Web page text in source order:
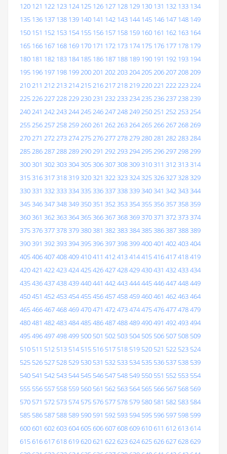
120 121 122 123 124 125 126 127 128 129 130 131 132 133 134
135 136 137 138 139 140 141 142 143 144 145 146 147 148 149
150 151 152 153 154 155 156 157 158 159 160 161 162 163 164
165 166 167 168 169 170 171 172 173 174 175 176 177 178 179
180 181 182 183 184 185 186 187 188 189 190 191 192 193 194
195 196 197 198 199200201 202203204205206207208209
210211 212213214215216217218219220221 222223224
225226227228229230231 232233234235236237238239
240241 242243244245246247248249250251 252253254
255256257258259260261 262263264265266267268269
270271 272273274275276277278279280281 282283284
285286287288289290291 292293294295296297298299
300301 302303304305306307308309310311 312313314
315316317318319320321 322323324325326327328329
330331 332333334335336337338339340341 342343344
345346347348349350351 352353354355356357358359
360361 362363364365366367368369370371 372373374
375376377378379380381 382383384385386387388389
390391 392393394395396397398399400401 402403404
405406407408409410411 412413414415416417418419
420421 422423424425426427428429430431 432433434
435436437438439440441 442443444445446447448449
450451 452453454455456457458459460461 462463464
465466467468469470471 472473474475476477478479
480481 482483484485486487488489490491 492493494
495496497498499 500 501 502 503 504 505 506 507 508 509
510 511 512 513 514 515 516 517 518 519 520 521 522 523 524
525 526 527 528 529 530 531 532 533 534 535 536 537 538 539
540 541 542 543 544 545 546 547 548 549 550 551 552 553 554
555 556 557 558 559 560 561 562 563 564 565 566 567 568 569
570 571 572 573 574 575 576 577 578 579 580 581 582 583 584
585 586 587 588 589 590 591 592 593 594 595 596 597 598 599
600601 602603604605606607608609610611 612613614
615616617618619620621 622623624625626627628629